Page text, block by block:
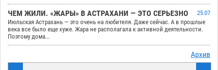
ЧЕМ ЖИЛИ. «ЖАРЫ» В АСТРАХАНИ — ЭТО СЕРЬЕЗНО
25.07
Июльская Астрахань — это очень на любителя. Даже сейчас. А в прошлые
века все было еще хуже. Жара не располагала к активной деятельности.
Поэтому дома...
Архив